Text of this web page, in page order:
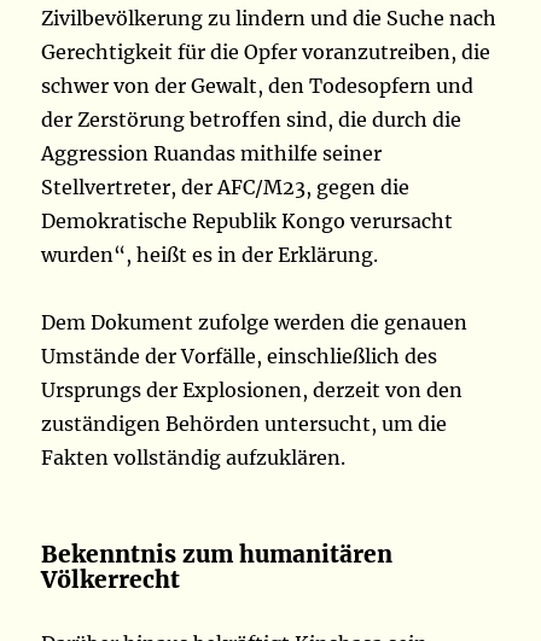
Zivilbevölkerung zu lindern und die Suche nach
Gerechtigkeit für die Opfer voranzutreiben, die
schwer von der Gewalt, den Todesopfern und
der Zerstörung betroffen sind, die durch die
Aggression Ruandas mithilfe seiner
Stellvertreter, der AFC/M23, gegen die
Demokratische Republik Kongo verursacht
wurden“, heißt es in der Erklärung.
Dem Dokument zufolge werden die genauen
Umstände der Vorfälle, einschließlich des
Ursprungs der Explosionen, derzeit von den
zuständigen Behörden untersucht, um die
Fakten vollständig aufzuklären.
Bekenntnis zum humanitären
Völkerrecht